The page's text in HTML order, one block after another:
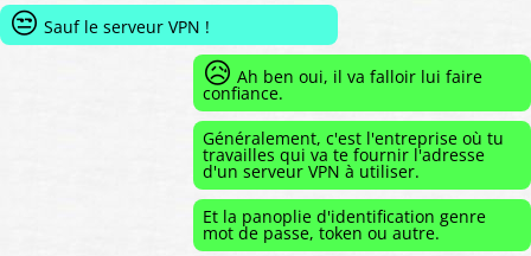
😒 Sauf le serveur VPN !
😥 Ah ben oui, il va falloir lui faire
confiance.
Généralement, c'est l'entreprise où tu
travailles qui va te fournir l'adresse
d'un serveur VPN à utiliser.
Et la panoplie d'identification genre
mot de passe, token ou autre.